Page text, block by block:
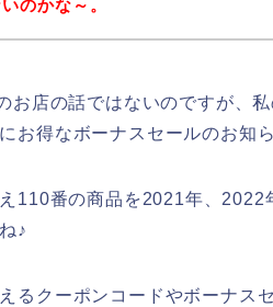
のかな～。
お店の話ではないのですが、
お得なボーナスセールのお知
110番の商品を2021年、2022
♪
るクーポンコードやボーナス